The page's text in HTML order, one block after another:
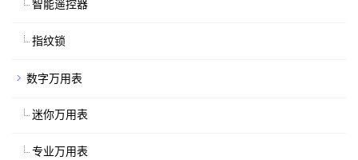
智能遥控器
指纹锁
数字万用表
迷你万用表
专业万用表